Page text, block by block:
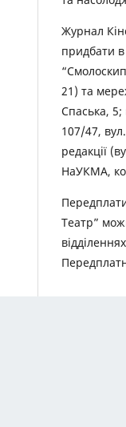
Журнал
придбати в
21) та
Спаська, 5;
107/47,
редакції
НаУКМА,
Театр”